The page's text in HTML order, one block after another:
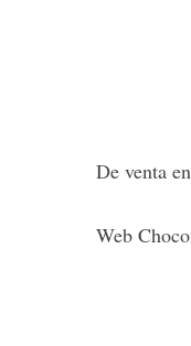
De venta en
Web